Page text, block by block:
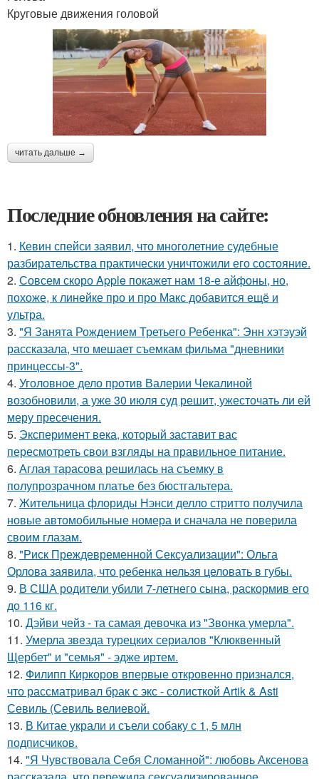
Круговые движения головой
читать дальше →
Последние обновления на сайте:
1. Кевин спейси заявил, что многолетние судебные
разбирательства практически уничтожили его состояние.
2. Совсем скоро Apple покажет нам 18-е айфоны, но,
похоже, к линейке про и про Макс добавится ещё и
ультра.
3. "Я Занята Рождением Третьего Ребенка": Энн хэтэуэй
рассказала, что мешает съемкам фильма "дневники
принцессы-3".
4. Уголовное дело против Валерии Чекалиной
возобновили, а уже 30 июля суд решит, ужесточать ли ей
меру пресечения.
5. Эксперимент века, который заставит вас
пересмотреть свои взгляды на правильное питание.
6. Аглая тарасова решилась на съемку в
полупрозрачном платье без бюстгальтера.
7. Жительница флориды Нэнси делло стритто получила
новые автомобильные номера и сначала не поверила
своим глазам.
8. "Риск Преждевременной Сексуализации": Ольга
Орлова заявила, что ребенка нельзя целовать в губы.
9. В США родители убили 7-летнего сына, раскормив его
до 116 кг.
10. Дэйви чейз - та самая девочка из "Звонка умерла".
11. Умерла звезда турецких сериалов "Клюквенный
Щербет" и "семья" - эдже иртем.
12. Филипп Киркоров впервые откровенно признался,
что рассматривал брак с экс - солисткой Artik & Asti
Севиль (Севиль велиевой.
13. В Китае украли и съели собаку с 1, 5 млн
подписчиков.
14. "Я Чувствовала Себя Сломанной": любовь Аксенова